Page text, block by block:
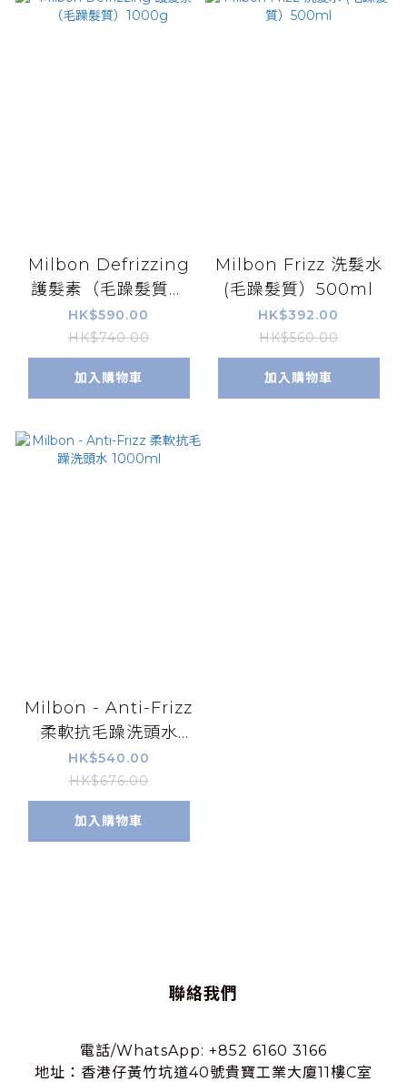
Milbon Defrizzing
護髮素（毛躁髮質）
1000g
HK$590.00
HK$740.00
加入購物車
Milbon Frizz 洗髮水
(毛躁髮質）500ml
HK$392.00
HK$560.00
加入購物車
Milbon - Anti-Frizz
柔軟抗毛躁洗頭水
1000ml
HK$540.00
HK$676.00
加入購物車
聯絡我們
電話/WhatsApp: +852 6160 3166
地址：香港仔黃竹坑道40號貴寶工業大廈11樓C室